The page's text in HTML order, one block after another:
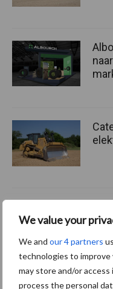
We value your
We and our 4 partners
technologies to
may store and/or
process the personal
Themapagina's
Bemesting